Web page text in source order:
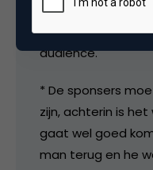
na 45 minuten
meer langer
audience.
* De sponsers
zijn, achterin is
gaat wel goed
man terug en he